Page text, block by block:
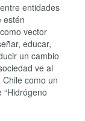
entidades
estén
vector
educar,
un cambio
ve al
como un